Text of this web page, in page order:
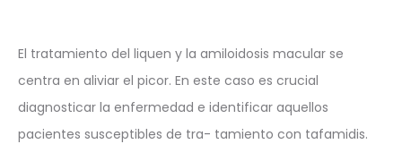
El tratamiento del liquen y la amiloidosis macular se
centra en aliviar el picor. En este caso es crucial
diagnosticar la enfermedad e identificar aquellos
pacientes susceptibles de tra- tamiento con tafamidis.